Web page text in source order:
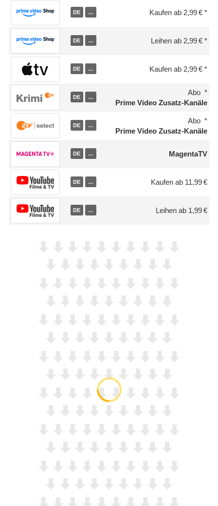
DE … Kaufen ab 2,99 €
DE … Leihen ab 2,99 €
DE … Kaufen ab 2,99 €
DE …
Abo
Prime Video Zusatz-Kanäle
DE …
Abo
Prime Video Zusatz-Kanäle
DE … MagentaTV
DE … Kaufen ab 11,99 €
DE … Leihen ab 1,99 €